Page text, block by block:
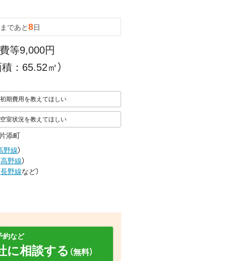
であと8日
等9,000円
積：65.52㎡）
初期費用を教えてほしい
空室状況を教えてほしい
添町
野線）
高野線）
長野線など）
約など
に相談する （無料）